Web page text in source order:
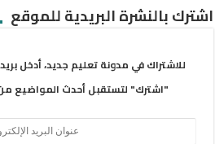
اشترك بالنشرة البريدية للموقع
للاشتراك في مدونة تعليم جديد، أدخل
"اشترك" لتستقبل أحدث المواضيع من